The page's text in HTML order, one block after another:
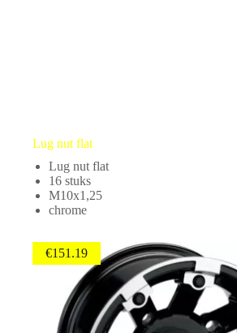
Lug nut flat
Lug nut flat
16 stuks
M10x1,25
chrome
€151.19